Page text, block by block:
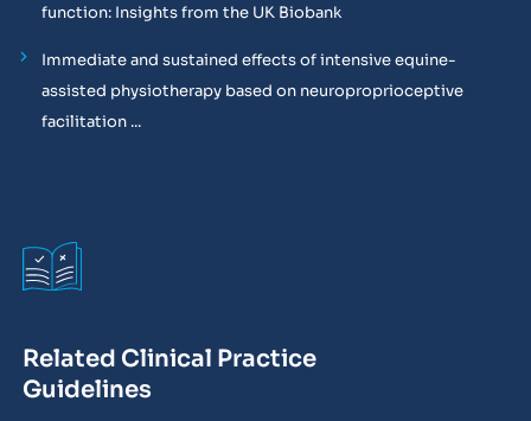
function: Insights from the UK Biobank
Immediate and sustained effects of intensive equine-
assisted physiotherapy based on neuroproprioceptive
facilitation ...
Related Clinical Practice
Guidelines